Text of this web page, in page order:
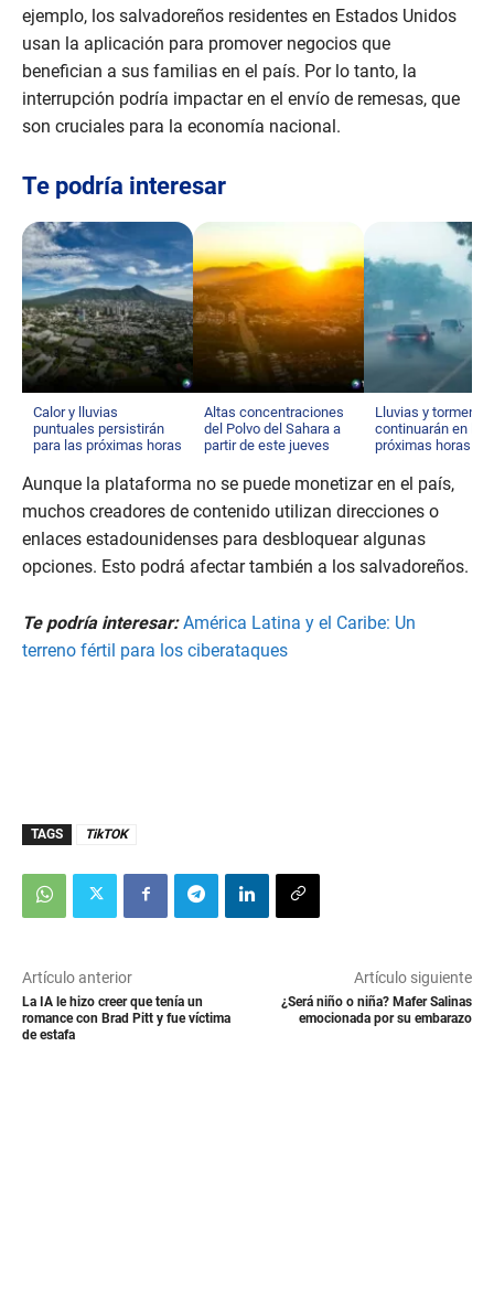
ejemplo, los salvadoreños residentes en Estados Unidos
usan la aplicación para promover negocios que
benefician a sus familias en el país. Por lo tanto, la
interrupción podría impactar en el envío de remesas, que
son cruciales para la economía nacional.
Te podría interesar
Calor y lluvias
puntuales persistirán
para las próximas horas
Altas concentraciones
del Polvo del Sahara a
partir de este jueves
Lluvias y
continuarán en las
próximas horas
Aunque la plataforma no se puede monetizar en el país,
muchos creadores de contenido utilizan direcciones o
enlaces estadounidenses para desbloquear algunas
opciones. Esto podrá afectar también a los salvadoreños.
Te podría interesar: América Latina y el Caribe: Un
terreno fértil para los ciberataques
TAGS TikTOK
Artículo anterior
La IA le hizo creer que tenía un
romance con Brad Pitt y fue víctima
de estafa
Artículo siguiente
¿Será niño o niña? Mafer Salinas
emocionada por su embarazo